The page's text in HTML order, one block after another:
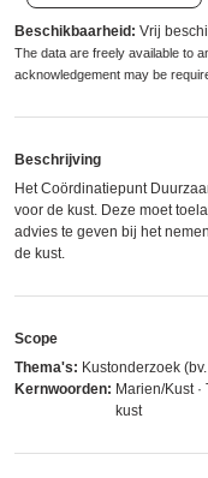
Beschikbaarheid: Vrij
The data are freely available to
acknowledgement may be
Beschrijving
Het Coördinatiepunt
voor de kust. Deze moet
advies te geven bij het
de kust.
Scope
Thema's: Kustonderzoek
Kernwoorden: Marien/Kust
kust